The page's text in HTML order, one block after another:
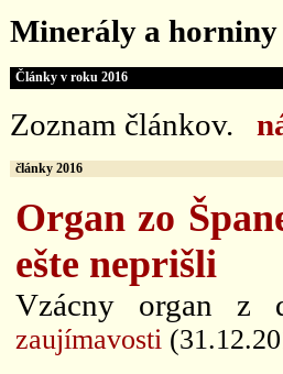
Minerály a
Články v roku 2016
Zoznam článkov.
články 2016
Organ zo
ešte neprišli
Vzácny organ z
zaujímavosti